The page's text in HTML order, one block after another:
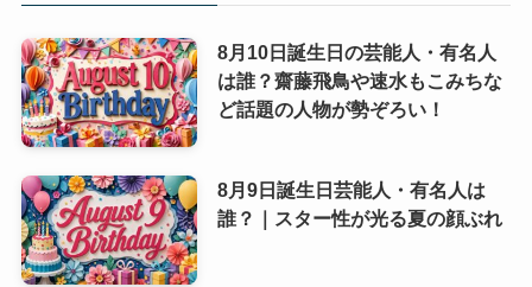
8月10日誕生日の芸能人・有名人
は誰？齋藤飛鳥や速水もこみちな
ど話題の人物が勢ぞろい！
8月9日誕生日芸能人・有名人は
誰？｜スター性が光る夏の顔ぶれ